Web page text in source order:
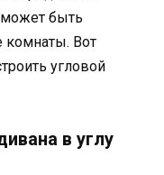
быть
комнаты. Вот
угловой
в углу